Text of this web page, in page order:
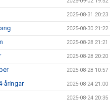
2025-08-31 20:23
2025-08-30 21:22
2025-08-28 21:21
2025-08-28 20:20
2025-08-28 10:57
åringar 2025-08-24 21:00
2025-08-24 20:35